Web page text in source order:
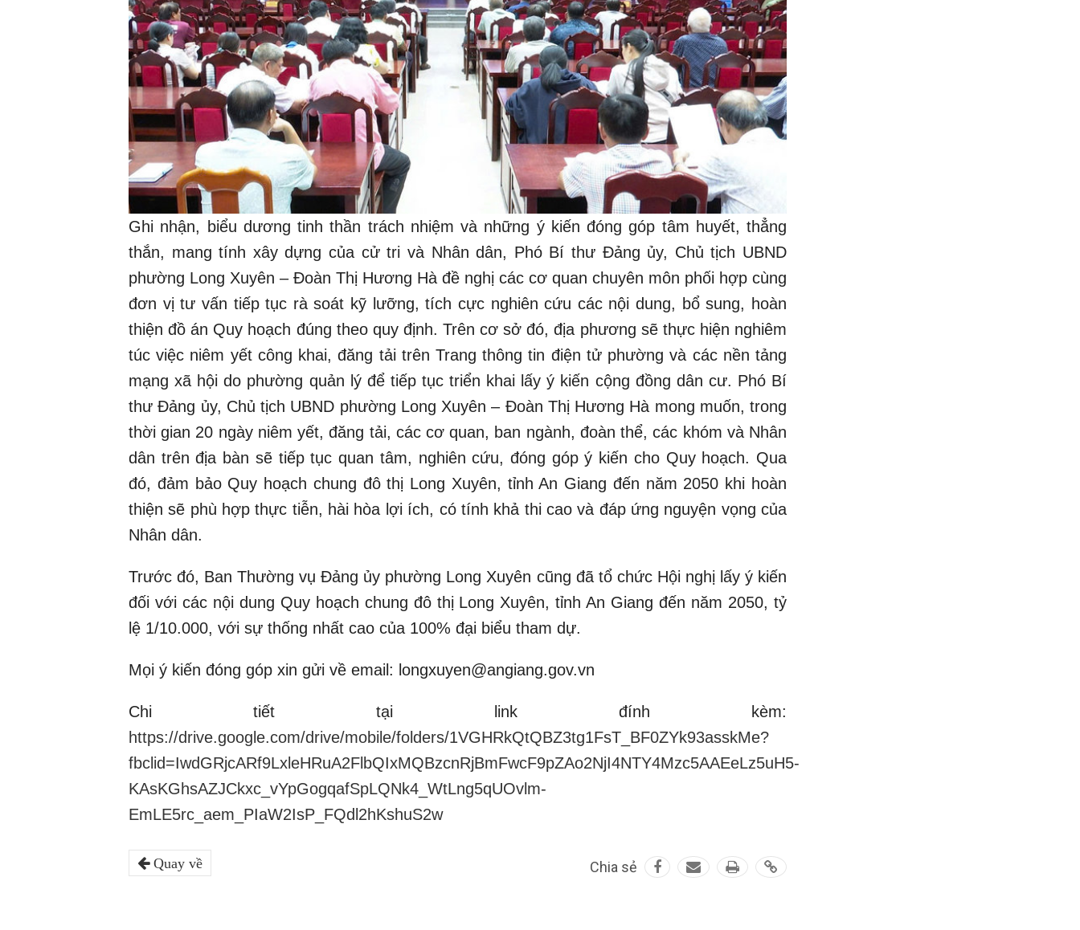
Ghi nhận, biểu dương tinh thần trách nhiệm và những ý kiến đóng góp tâm huyết, thẳng
thắn, mang tính xây dựng của cử tri và Nhân dân, Phó Bí thư Đảng ủy, Chủ tịch UBND
phường Long Xuyên – Đoàn Thị Hương Hà đề nghị các cơ quan chuyên môn phối hợp cùng
đơn vị tư vấn tiếp tục rà soát kỹ lưỡng, tích cực nghiên cứu các nội dung, bổ sung, hoàn
thiện đồ án Quy hoạch đúng theo quy định. Trên cơ sở đó, địa phương sẽ thực hiện nghiêm
túc việc niêm yết công khai, đăng tải trên Trang thông tin điện tử phường và các nền tảng
mạng xã hội do phường quản lý để tiếp tục triển khai lấy ý kiến cộng đồng dân cư. Phó Bí
thư Đảng ủy, Chủ tịch UBND phường Long Xuyên – Đoàn Thị Hương Hà mong muốn, trong
thời gian 20 ngày niêm yết, đăng tải, các cơ quan, ban ngành, đoàn thể, các khóm và Nhân
dân trên địa bàn sẽ tiếp tục quan tâm, nghiên cứu, đóng góp ý kiến cho Quy hoạch. Qua
đó, đảm bảo Quy hoạch chung đô thị Long Xuyên, tỉnh An Giang đến năm 2050 khi hoàn
thiện sẽ phù hợp thực tiễn, hài hòa lợi ích, có tính khả thi cao và đáp ứng nguyện vọng của
Nhân dân.
Trước đó, Ban Thường vụ Đảng ủy phường Long Xuyên cũng đã tổ chức Hội nghị lấy ý kiến
đối với các nội dung Quy hoạch chung đô thị Long Xuyên, tỉnh An Giang đến năm 2050, tỷ
lệ 1/10.000, với sự thống nhất cao của 100% đại biểu tham dự.
Mọi ý kiến đóng góp xin gửi về email: longxuyen@angiang.gov.vn
Chi tiết tại link đính kèm:
https://drive.google.com/drive/mobile/folders/1VGHRkQtQBZ3tg1FsT_BF0ZYk93asskMe?
fbclid=IwdGRjcARf9LxleHRuA2FlbQIxMQBzcnRjBmFwcF9pZAo2NjI4NTY4Mzc5AAEeLz5uH5-
KAsKGhsAZJCkxc_vYpGogqafSpLQNk4_WtLng5qUOvlm-
EmLE5rc_aem_PIaW2IsP_FQdl2hKshuS2w
Quay về Chia sẻ